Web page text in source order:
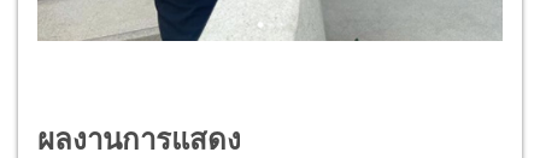
ผลงานการแสดง